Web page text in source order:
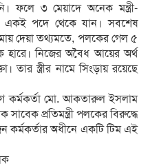
ফলে ৩ মেয়াদে অনেক মন্ত্রী-
একই পদে থেকে যান। সবশেষ
দেয়া তথ্যমতে, পলকের গেল ৫
নিজের অবৈধ আয়ের অর্থ
তার স্ত্রীর নামে সিংড়ায় রয়েছে
কর্মকর্তা মো. আকতারুল ইসলাম
প্রতিমন্ত্রী পলকের বিরুদ্ধে
কর্মকর্তার অধীনে একটি টিম এই